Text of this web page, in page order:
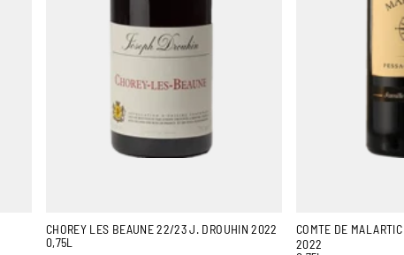
CHOREY LES BEAUNE 22/23 J. DROUHIN 2022
0,75L
COMTE DE
2022